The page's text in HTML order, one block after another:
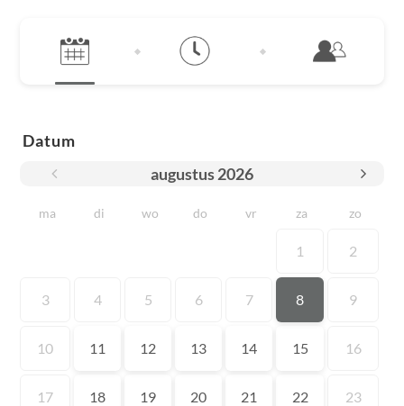
Datum
augustus2026
ma di wo do vr za zo
1 2
3 4 5 6 7 8 9
10 11 12 13 14 15 16
17 18 19 20 21 22 23